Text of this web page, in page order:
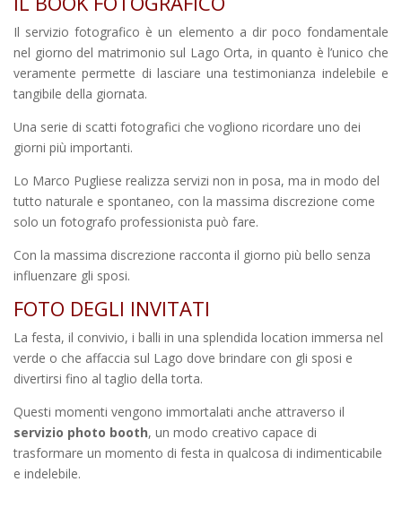
Il servizio fotografico è un elemento a dir poco fondamentale
nel giorno del matrimonio sul Lago Orta, in quanto è l’unico che
veramente permette di lasciare una testimonianza indelebile e
tangibile della giornata.
Una serie di scatti fotografici che vogliono ricordare uno dei
giorni più importanti.
Lo Marco Pugliese realizza servizi non in posa, ma in modo del
tutto naturale e spontaneo, con la massima discrezione come
solo un fotografo professionista può fare.
Con la massima discrezione racconta il giorno più bello senza
influenzare gli sposi.
FOTO DEGLI INVITATI
La festa, il convivio, i balli in una splendida location immersa nel
verde o che affaccia sul Lago dove brindare con gli sposi e
divertirsi fino al taglio della torta.
Questi momenti vengono immortalati anche attraverso il
servizio photo booth, un modo creativo capace di
trasformare un momento di festa in qualcosa di indimenticabile
e indelebile.